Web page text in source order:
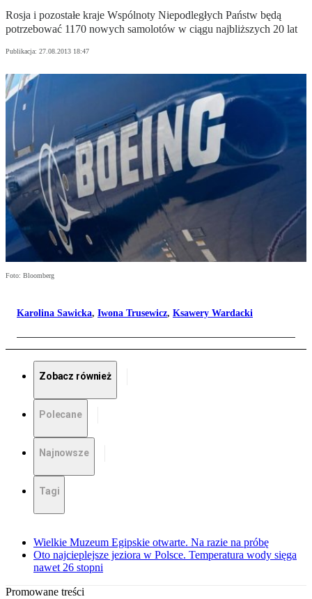
Rosja i pozostałe kraje Wspólnoty Niepodległych Państw będą
potrzebować 1170 nowych samolotów w ciągu najbliższych 20 lat
Publikacja: 27.08.2013 18:47
Foto: Bloomberg
Karolina Sawicka, Iwona Trusewicz, Ksawery Wardacki
Zobacz również
Polecane
Najnowsze
Tagi
Wielkie Muzeum Egipskie otwarte. Na razie na próbę
Oto najcieplejsze jeziora w Polsce. Temperatura wody sięga
nawet 26 stopni
Promowane treści